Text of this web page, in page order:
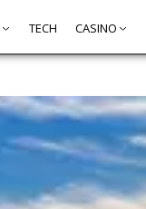
TECH CASINO